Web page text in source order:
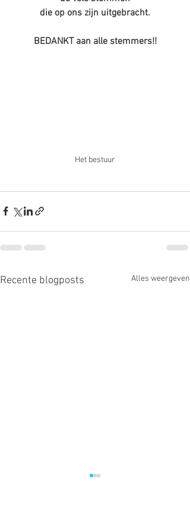
die op ons zijn uitgebracht.
BEDANKT aan alle stemmers!!
Het bestuur
Recente blogposts Alles weergeven